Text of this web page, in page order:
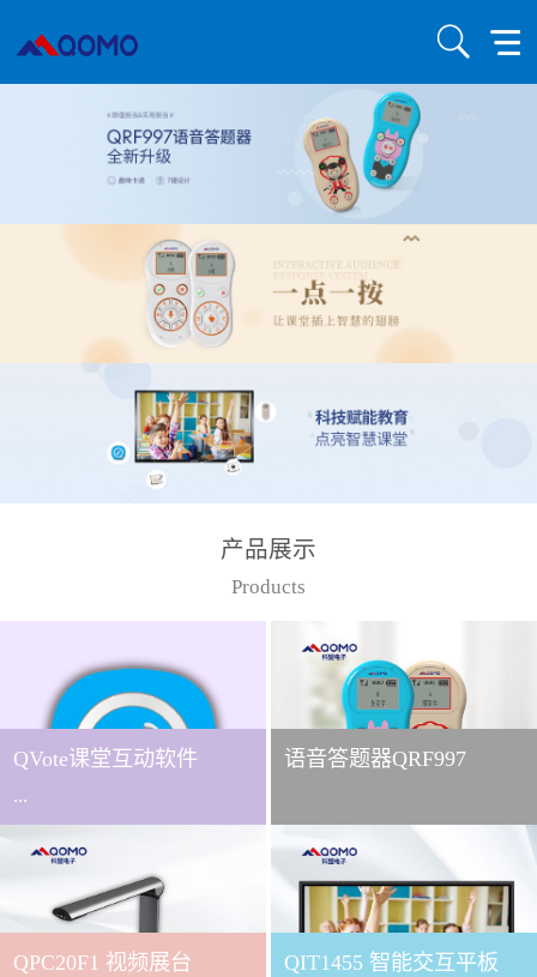
产品展示
Products
QVote课堂互动软件
...
下载QVote授课软件课堂互
动的质量直接影响教学效
果与学生参与度。作为
语音答题器QRF997
QPC20F1 视频展台 QIT1455 智能交互平板